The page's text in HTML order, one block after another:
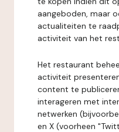
aangeboden, maar
actualiteiten te
activiteit van het
Het restaurant
activiteit
content te
interageren met
netwerken
en X (voorheen